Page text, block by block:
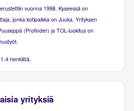
vuonna 1998. Kyseessä on
jonka kotipaikka on Juuka. Yrityksen
(Profinder) ja TOL-luokitus on
4 henkilöä.
yrityksiä